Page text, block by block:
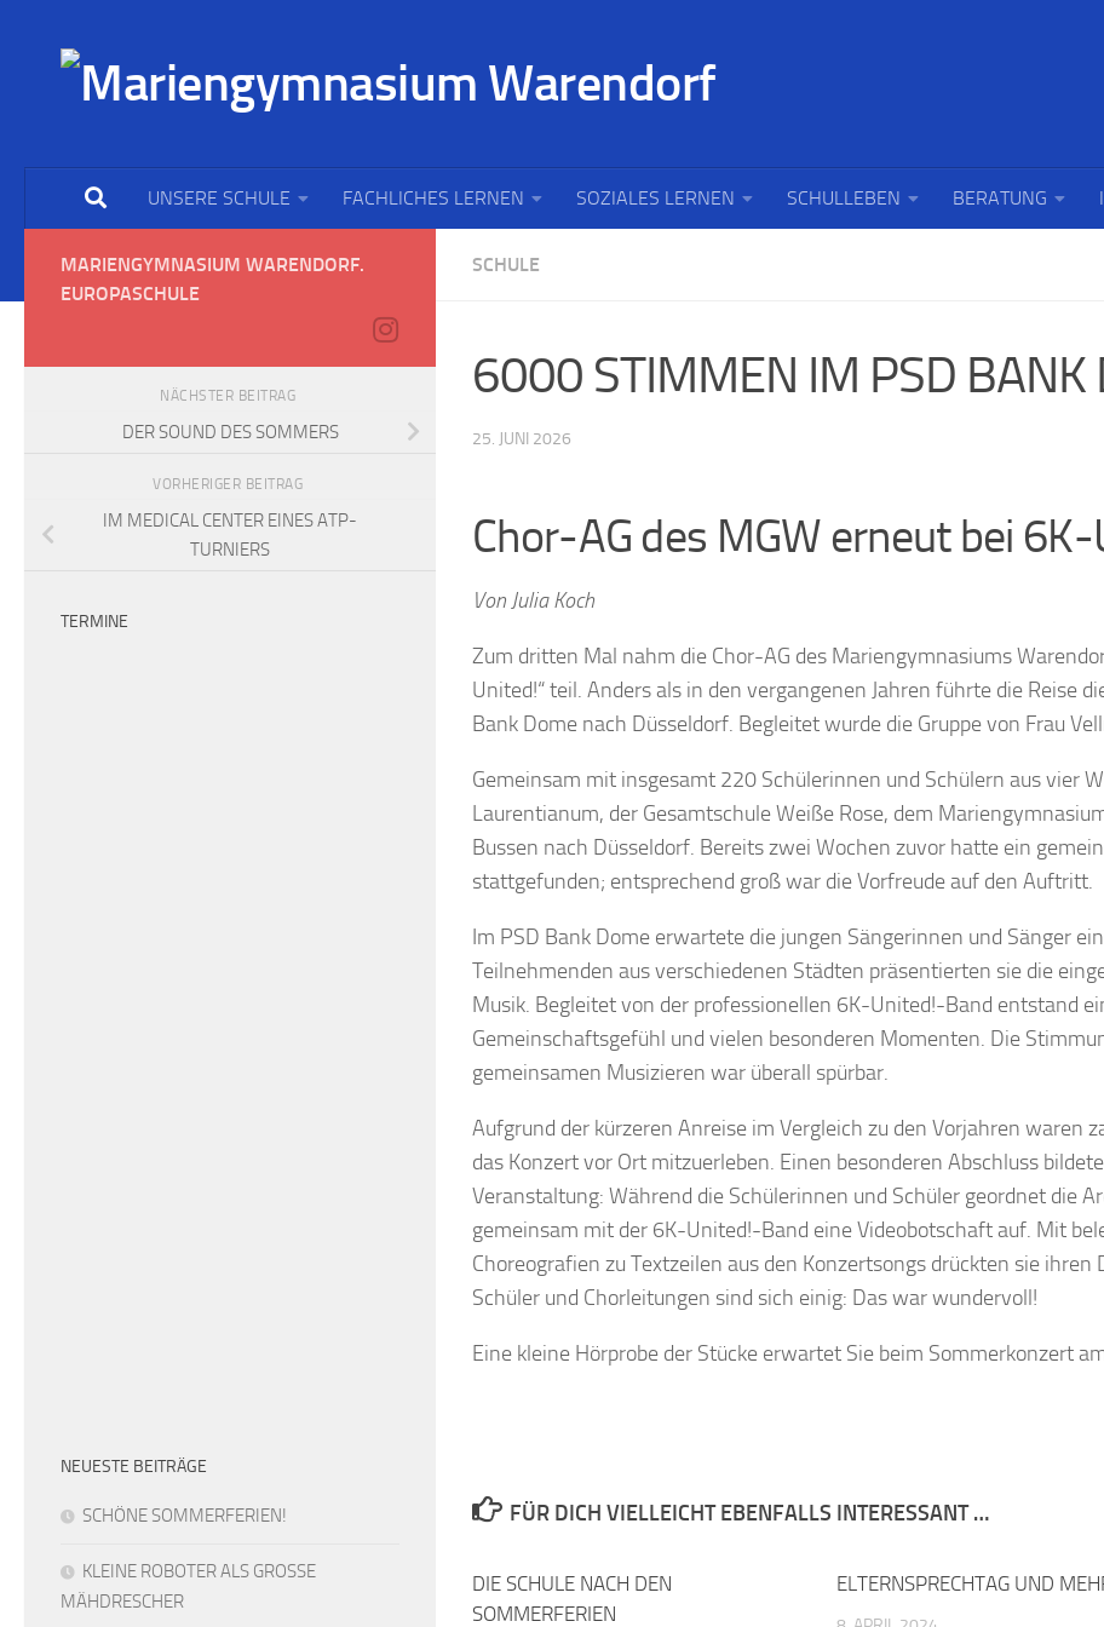
UNSERE SCHULE FACHLICHES LERNEN SOZIALES LERNEN SCHULLEBEN BERATUNG
SCHULE
6000 STIMMEN IM PSD BANK
25. JUNI 2026
Chor-AG des MGW erneut bei
Von Julia Koch
Zum dritten Mal nahm die Chor-AG des Mariengymnasiums
United!“ teil. Anders als in den vergangenen Jahren führte die Reise
Bank Dome nach Düsseldorf. Begleitet wurde die Gruppe von Frau
Gemeinsam mit insgesamt 220 Schülerinnen und Schülern aus vier
Laurentianum, der Gesamtschule Weiße Rose, dem
Bussen nach Düsseldorf. Bereits zwei Wochen zuvor hatte ein
stattgefunden; entsprechend groß war die Vorfreude auf den Auftritt.
Im PSD Bank Dome erwartete die jungen Sängerinnen und Sänger
Teilnehmenden aus verschiedenen Städten präsentierten sie die
Musik. Begleitet von der professionellen 6K-United!-Band entstand
Gemeinschaftsgefühl und vielen besonderen Momenten. Die
gemeinsamen Musizieren war überall spürbar.
Aufgrund der kürzeren Anreise im Vergleich zu den Vorjahren waren
das Konzert vor Ort mitzuerleben. Einen besonderen Abschluss
Veranstaltung: Während die Schülerinnen und Schüler geordnet die
gemeinsam mit der 6K-United!-Band eine Videobotschaft auf. Mit
Choreografien zu Textzeilen aus den Konzertsongs drückten sie
Schüler und Chorleitungen sind sich einig: Das war wundervoll!
Eine kleine Hörprobe der Stücke erwartet Sie beim Sommerkonzert
FÜR DICH VIELLEICHT EBENFALLS INTERESSANT …
DIE SCHULE NACH DEN
SOMMERFERIEN
ELTERNSPRECHTAG UND
MARIENGYMNASIUM WARENDORF.
EUROPASCHULE
NÄCHSTER BEITRAG
DER SOUND DES SOMMERS
VORHERIGER BEITRAG
IM MEDICAL CENTER EINES ATP-
TURNIERS
TERMINE
NEUESTE BEITRÄGE
SCHÖNE SOMMERFERIEN!
KLEINE ROBOTER ALS GROSSE
MÄHDRESCHER